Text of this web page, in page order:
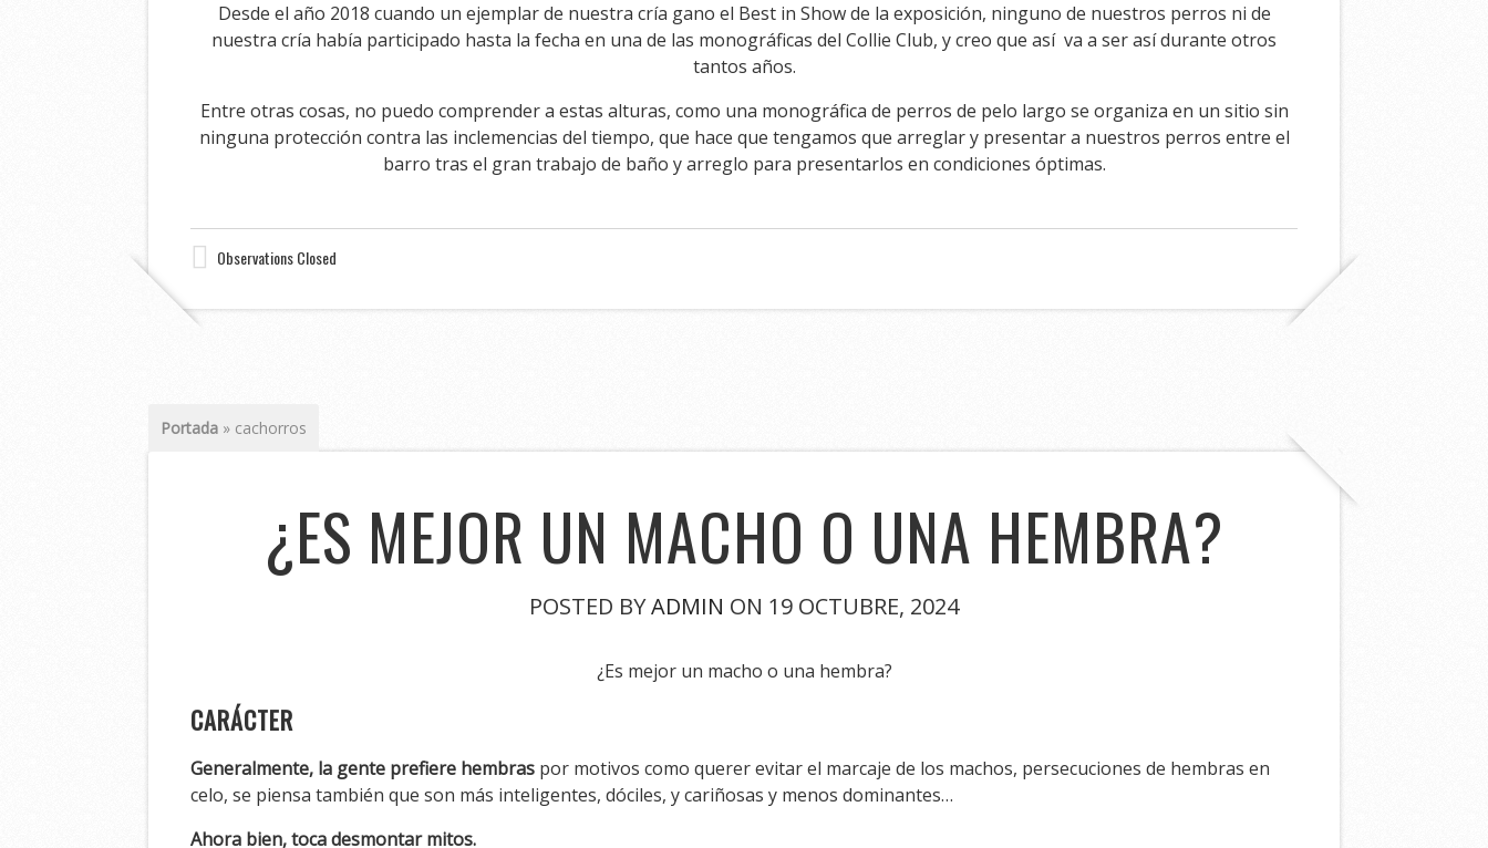
Desde el año 2018 cuando un ejemplar de nuestra cría gano el Best in Show de la exposición, ninguno de nuestros perros ni de
nuestra cría había participado hasta la fecha en una de las monográficas del Collie Club, y creo que así va a ser así durante otros
tantos años.
Entre otras cosas, no puedo comprender a estas alturas, como una monográfica de perros de pelo largo se organiza en un sitio sin
ninguna protección contra las inclemencias del tiempo, que hace que tengamos que arreglar y presentar a nuestros perros entre el
barro tras el gran trabajo de baño y arreglo para presentarlos en condiciones óptimas.
Observations Closed
Portada » cachorros
¿ES MEJOR UN MACHO O UNA HEMBRA?
POSTED BYADMIN ON 19 OCTUBRE, 2024
¿Es mejor un macho o una hembra?
CARÁCTER
Generalmente, la gente prefiere hembras por motivos como querer evitar el marcaje de los machos, persecuciones de hembras en
celo, se piensa también que son más inteligentes, dóciles, y cariñosas y menos dominantes…
Ahora bien, toca desmontar mitos.